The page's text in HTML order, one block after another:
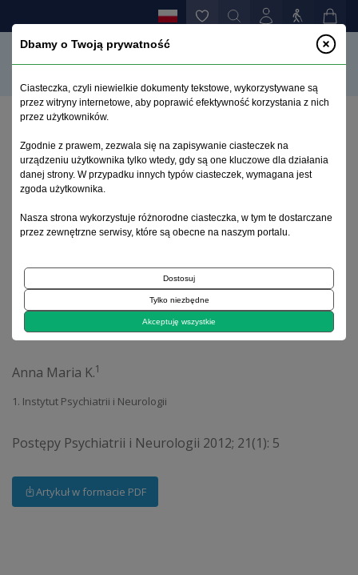
Rola terapeuty oczami pacjenta
Archiwum 1992–2014
Rola terapeuty oczami pacjenta
Anna Maria K.1
1. Instytut Psychiatrii i Neurologii
Postępy Psychiatrii i Neurologii 2012; 21(1): 5
Artykuł w formacie PDF
Dbamy o Twoją prywatność
Ciasteczka, czyli niewielkie dokumenty tekstowe, wykorzystywane są
przez witryny internetowe, aby poprawić efektywność korzystania z nich
przez użytkowników.
Zgodnie z prawem, zezwala się na zapisywanie ciasteczek na
urządzeniu użytkownika tylko wtedy, gdy są one kluczowe dla działania
danej strony. W przypadku innych typów ciasteczek, wymagana jest
zgoda użytkownika.
Nasza strona wykorzystuje różnorodne ciasteczka, w tym te dostarczane
przez zewnętrzne serwisy, które są obecne na naszym portalu.
Dostosuj
Tylko niezbędne
Akceptuję wszystkie